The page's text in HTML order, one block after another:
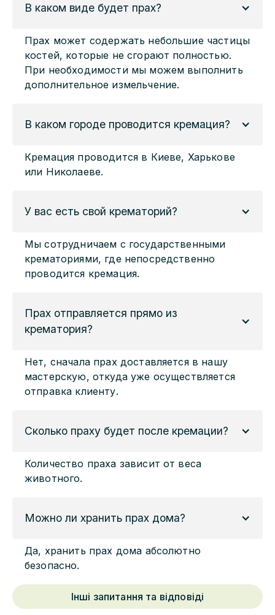
В каком виде будет прах?
Прах может содержать небольшие частицы
костей, которые не сгорают полностью.
При необходимости мы можем выполнить
дополнительное измельчение.
В каком городе проводится кремация?
Кремация проводится в Киеве, Харькове
или Николаеве.
У вас есть свой крематорий?
Мы сотрудничаем с государственными
крематориями, где непосредственно
проводится кремация.
Прах отправляется прямо из
крематория?
Нет, сначала прах доставляется в нашу
мастерскую, откуда уже осуществляется
отправка клиенту.
Сколько праху будет после кремации?
Количество праха зависит от веса
животного.
Можно ли хранить прах дома?
Да, хранить прах дома абсолютно
безопасно.
Інші запитання та відповіді